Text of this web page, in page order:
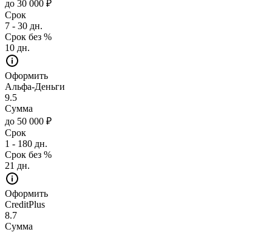
до 30 000 ₽
Срок
7 - 30 дн.
Срок без %
10 дн.
Оформить
Альфа-Деньги
9.5
Сумма
до 50 000 ₽
Срок
1 - 180 дн.
Срок без %
21 дн.
Оформить
CreditPlus
8.7
Сумма